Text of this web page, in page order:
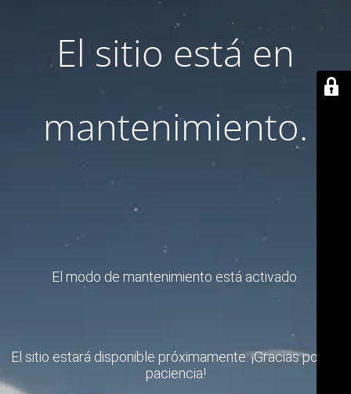
El sitio está en
mantenimiento.
El modo de mantenimiento está activado.
El sitio estará disponible próximamente. ¡Gracias por su
paciencia!